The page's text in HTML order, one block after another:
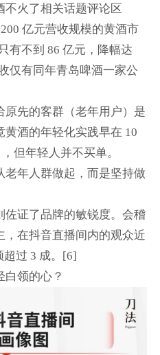
不火了相关话题评论区
亿元营收规模的黄酒市
有不到 86 亿元，降幅达
仅有同年青岛啤酒一家公
先的客群（老年用户）是
酒的年轻化实践早在 10
但年轻人并不买单。
年人群做起，而是坚持做
佐证了品牌的敏锐度。会稽
，在抖音直播间内的观众近
超过 3 成。[6]
白领的心？